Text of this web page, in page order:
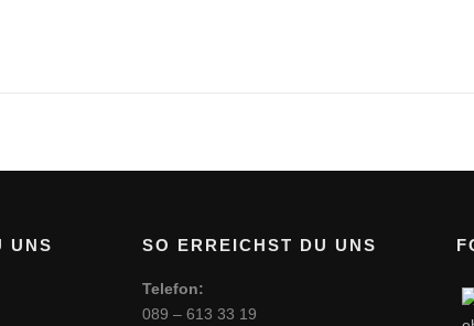
UNS SO ERREICHST DU UNS
Telefon:
089 – 613 33 19